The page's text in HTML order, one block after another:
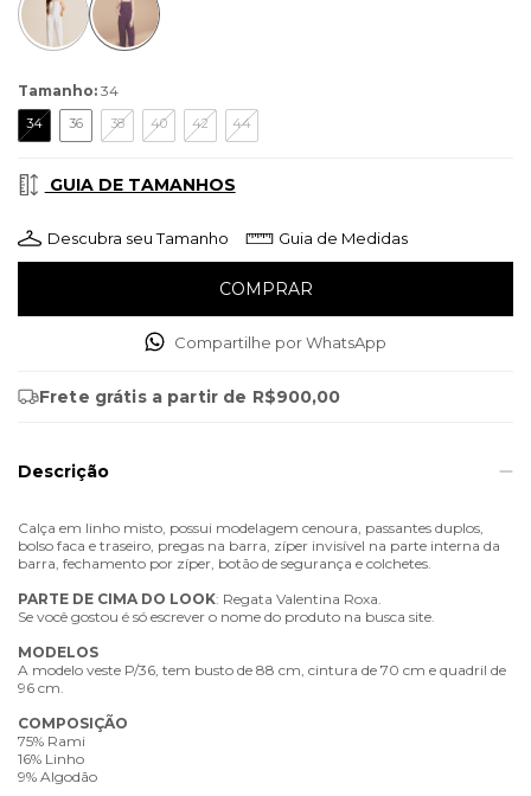
Tamanho: 34
34 36 38 40 42 44
GUIA DE TAMANHOS
Descubra seu Tamanho Guia de Medidas
Compartilhe por WhatsApp
Frete grátis a partir de R$900,00
Descrição
Calça em linho misto, possui modelagem cenoura, passantes duplos,
bolso faca e traseiro, pregas na barra, zíper invisível na parte interna da
barra, fechamento por zíper, botão de segurança e colchetes.
PARTE DE CIMA DO LOOK: Regata Valentina Roxa.
Se você gostou é só escrever o nome do produto na busca site.
MODELOS
A modelo veste P/36, tem busto de 88 cm, cintura de 70 cm e quadril de
96 cm.
COMPOSIÇÃO
75% Rami
16% Linho
9% Algodão